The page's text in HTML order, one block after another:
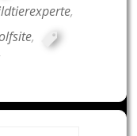
,
,